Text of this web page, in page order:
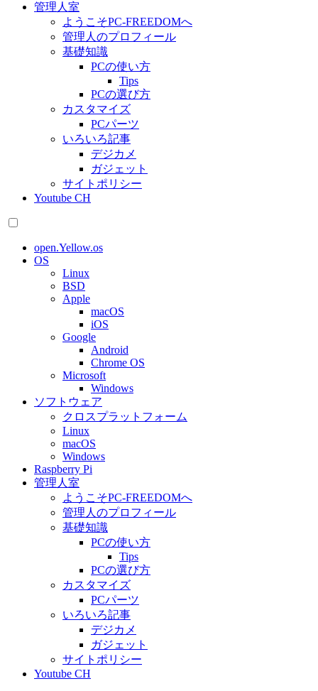
管理人室
ようこそPC-FREEDOMへ
管理人のプロフィール
基礎知識
PCの使い方
Tips
PCの選び方
カスタマイズ
PCパーツ
いろいろ記事
デジカメ
ガジェット
サイトポリシー
Youtube CH
open.Yellow.os
OS
Linux
BSD
Apple
macOS
iOS
Google
Android
Chrome OS
Microsoft
Windows
ソフトウェア
クロスプラットフォーム
Linux
macOS
Windows
Raspberry Pi
管理人室
ようこそPC-FREEDOMへ
管理人のプロフィール
基礎知識
PCの使い方
Tips
PCの選び方
カスタマイズ
PCパーツ
いろいろ記事
デジカメ
ガジェット
サイトポリシー
Youtube CH